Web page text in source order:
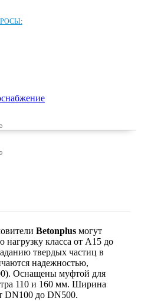
Betonplus могут
нагрузку класса от А15 до
твердых частиц в
надежностью,
Оснащены муфтой для
110 и 160 мм. Ширина
DN100 до DN500.